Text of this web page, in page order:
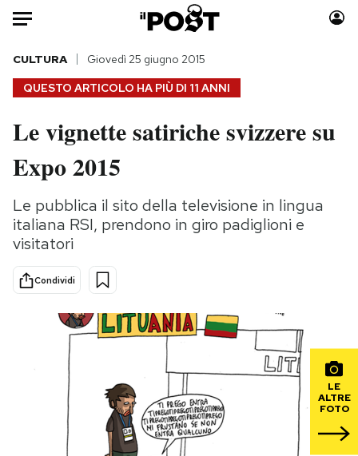
Auto
HOME
Italia
Politica
Tecnologia
Internet
Scienza
Cultura
Economia
Sport
Moda
Storie/Idee
Ok Boomer!
Mondiali calcio 2026
PODCAST
NEWSLETTER
QUESTO ARTICOLO HA PIÙ DI 11 ANNI
CULTURA Giovedì 25 giugno 2015
Le vignette satiriche svizzere su
Expo 2015
Le pubblica il sito della televisione in lingua
italiana RSI, prendono in giro padiglioni e
visitatori
Condividi
LE
ALTRE
FOTO